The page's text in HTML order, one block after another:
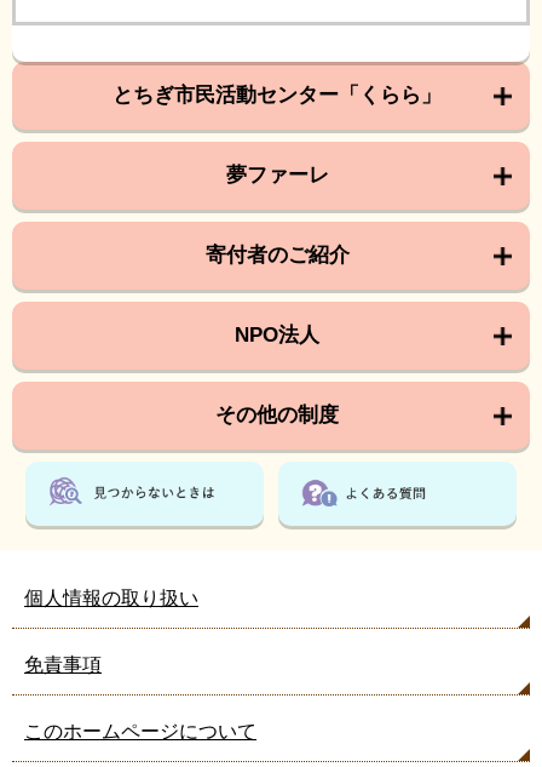
とちぎ市民活動センター「くらら」
夢ファーレ
寄付者のご紹介
NPO法人
その他の制度
個人情報の取り扱い
免責事項
このホームページについて